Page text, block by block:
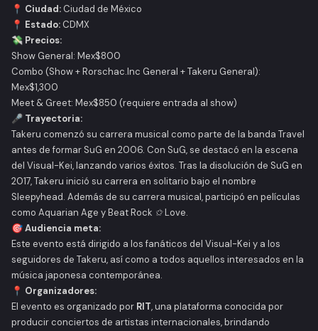
📍 Ciudad: Ciudad de México
📍 Estado: CDMX
💸 Precios:
Show General: Mex$800
Combo (Show + Rorschac.Inc General + Takeru General):
Mex$1,300
Meet & Greet: Mex$850 (requiere entrada al show)
🎤 Trayectoria:
Takeru comenzó su carrera musical como parte de la banda Travel
antes de formar SuG en 2006. Con SuG, se destacó en la escena
del Visual-Kei, lanzando varios éxitos. Tras la disolución de SuG en
2017, Takeru inició su carrera en solitario bajo el nombre
Sleepyhead. Además de su carrera musical, participó en películas
como Aquarian Age yBeat Rock ✩ Love.
🎯 Audiencia meta:
Este evento está dirigido a los fanáticos del Visual-Kei y a los
seguidores de Takeru, así como a todos aquellos interesados en la
música japonesa contemporánea.
📍 Organizadores:
El evento es organizado por RIT, una plataforma conocida por
producir conciertos de artistas internacionales, brindando